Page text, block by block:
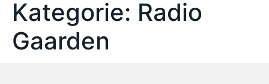
Kategorie: Radio
Gaarden